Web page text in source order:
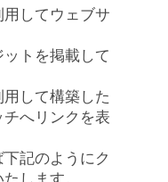
してウェブサ
トを掲載して
して構築した
へリンクを表
記のようにク